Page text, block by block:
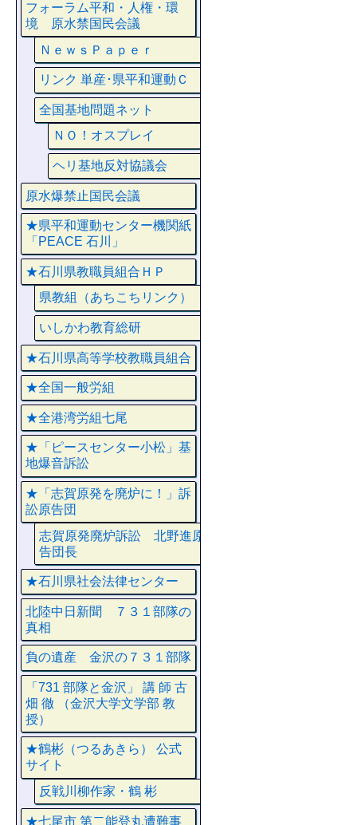
フォーラム平和・人権・環
境 原水禁国民会議
ＮｅｗｓＰａｐｅｒ
リンク 単産･県平和運動Ｃ
全国基地問題ネット
ＮＯ！オスプレイ
ヘリ基地反対協議会
原水爆禁止国民会議
★県平和運動センター機関紙
「PEACE 石川」
★石川県教職員組合ＨＰ
県教組（あちこちリンク）
いしかわ教育総研
★石川県高等学校教職員組合
★全国一般労組
★全港湾労組七尾
★「ピースセンター小松」基
地爆音訴訟
★「志賀原発を廃炉に！」訴
訟原告団
志賀原発廃炉訴訟 北野進原
告団長
★石川県社会法律センター
北陸中日新聞 ７３１部隊の
真相
負の遺産 金沢の７３１部隊
「731 部隊と金沢」 講 師 古
畑 徹 （金沢大学文学部 教
授）
★鶴彬（つるあきら） 公式
サイト
反戦川柳作家・鶴 彬
★七尾市 第二能登丸遭難事